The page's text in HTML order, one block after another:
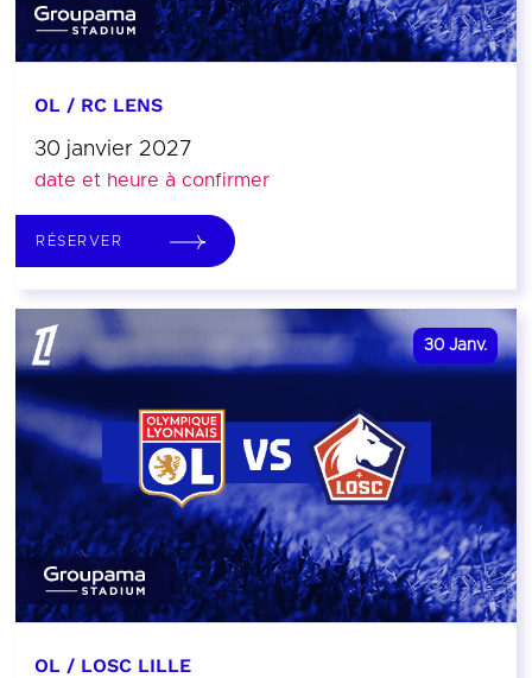
OL / RC LENS
30 janvier 2027
date et heure à confirmer
RÉSERVER
30 Janv.
OL / LOSC LILLE